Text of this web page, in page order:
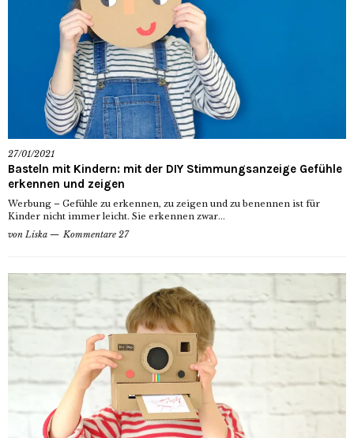
27/01/2021
Basteln mit Kindern: mit der DIY Stimmungsanzeige Gefühle
erkennen und zeigen
Werbung – Gefühle zu erkennen, zu zeigen und zu benennen ist für
Kinder nicht immer leicht. Sie erkennen zwar...
von Liska Kommentare 27